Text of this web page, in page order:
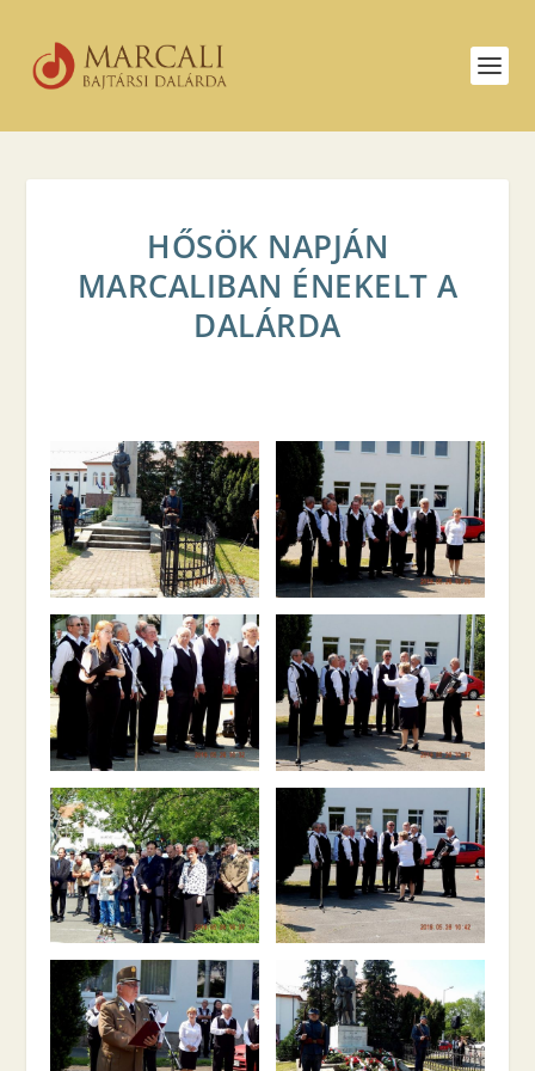
HŐSÖK NAPJÁN
MARCALIBAN ÉNEKELT A
DALÁRDA